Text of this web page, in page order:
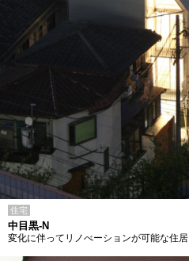
住宅
中目黒-N
変化に伴ってリノべーションが可能な住居